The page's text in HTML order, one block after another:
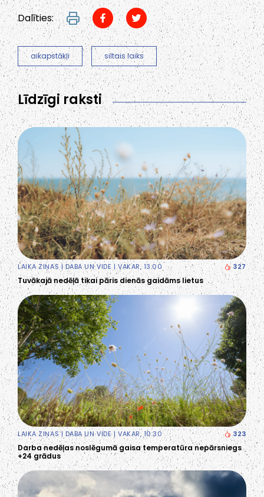
Dalīties:
aikapstākļi siltais laiks
Līdzīgi raksti
LAIKA ZIŅAS |DABA UN VIDE | VAKAR, 13:00 327
Tuvākajā nedēļā tikai pāris dienās gaidāms lietus
LAIKA ZIŅAS| DABA UN VIDE| VAKAR, 10:30 323
Darba nedēļas noslēgumā gaisa temperatūra nepārsniegs
+24 grādus